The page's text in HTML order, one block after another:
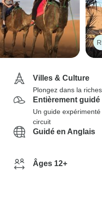
Villes & Culture
Plongez dans la
Entièrement guidé
Un guide
circuit
Guidé en Anglais
Âges 12+